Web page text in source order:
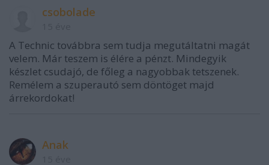
csobolade
A Technic továbbra sem tudja megutáltatni magát
velem. Már teszem is élére a pénzt. Mindegyik
készlet csudajó, de főleg a nagyobbak tetszenek.
Remélem a szuperautó sem döntöget majd
árrekordokat!
Anak